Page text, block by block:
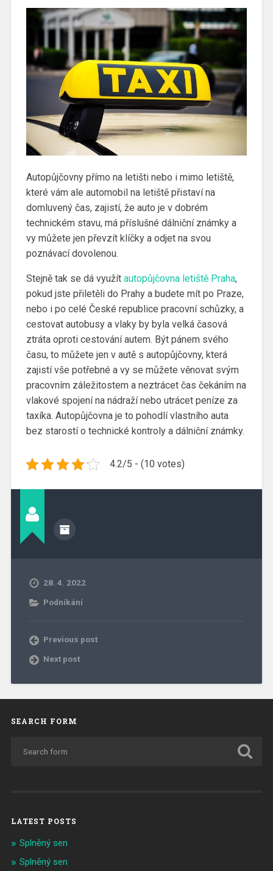
Autopůjčovny přímo na letišti nebo i mimo letiště,
které vám ale automobil na letiště přistaví na
domluvený čas, zajistí, že auto je v dobrém
technickém stavu, má příslušné dálniční známky a
vy můžete jen převzít klíčky a odjet na svou
poznávací dovolenou.
Stejně tak se dá využít autopůjčovna letiště Praha,
pokud jste přiletěli do Prahy a budete mít po Praze,
nebo i po celé České republice pracovní schůzky, a
cestovat autobusy a vlaky by byla velká časová
ztráta oproti cestování autem. Být pánem svého
času, to můžete jen v autě s autopůjčovny, která
zajistí vše potřebné a vy se můžete věnovat svým
pracovním záležitostem a neztrácet čas čekáním na
vlakové spojení na nádraží nebo utrácet peníze za
taxíka. Autopůjčovna je to pohodlí vlastního auta
bez starostí o technické kontroly a dálniční známky.
4.2/5 - (10 votes)
28. 4. 2022
Podnikání
Previous post
Next post
SEARCH FORM
LATEST POSTS
Splněný sen
Splněný sen